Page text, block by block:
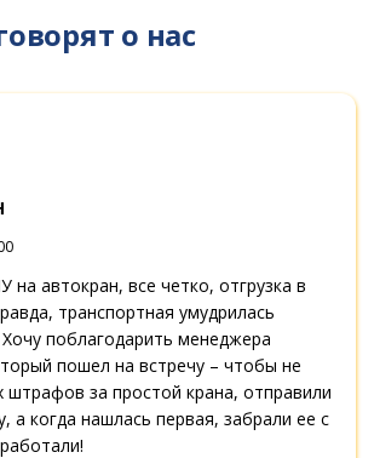
о нас
на автокран, все четко, отгрузка в
транспортная умудрилась
поблагодарить менеджера
пошел на встречу – чтобы не
за простой крана, отправили
а когда нашлась первая, забрали ее с